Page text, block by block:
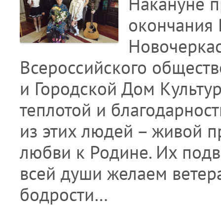
окончания
Всероссийского
и Городской Дом
теплотой и
из этих людей – живой
любви к Родине. Их
всей души желаем
бодрости…